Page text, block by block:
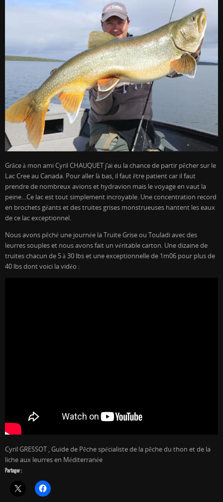
Grâce à mon ami Cyril CHAUQUET j’ai eu la chance de partir pêcher sur le
Lac Cree au Canada. Pour aller là bas, il faut être patient car il faut
prendre de nombreux avions et hydravion mais le voyage en vaut la
peine…Ce lac est tout simplement incroyable. Une concentration record
en brochets géants et des truites grises monstrueuses hantent les eaux
de ce lac exceptionnel.
Nous avons pêché une journée la Truite Grise ou Touladi avec des
leurres souples et nous avons fait un véritable carton. Une dizaine de
truites chacun de 5 à 30 lbs et une exceptionnelle de 1m06 pour plus de
40 lbs dont voici la vidéo :
Cyril GRESSOT , Guide de Pêche spécialiste de la pêche du thon et de la
liche aux leurres en Méditerranée
Partager :